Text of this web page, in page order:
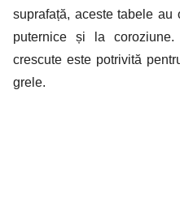
suprafață, aceste tabele au
puternice și la coroziune.
crescute este potrivită
grele.